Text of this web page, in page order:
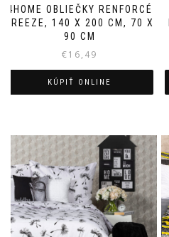
4HOME OBLIEČKY RENFORCÉ
BREEZE, 140 X 200 CM, 70 X
90 CM
€16,49
KÚPIŤ ONLINE